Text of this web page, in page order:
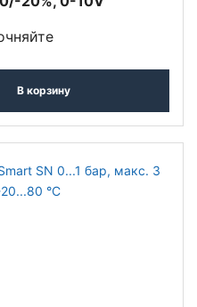
В корзину